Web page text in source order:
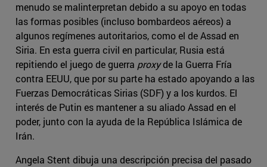
menudo se malinterpretan debido a su apoyo en todas
las formas posibles (incluso bombardeos aéreos) a
algunos regímenes autoritarios, como el de Assad en
Siria. En esta guerra civil en particular, Rusia está
repitiendo el juego de guerra proxyde la Guerra Fría
contra EEUU, que por su parte ha estado apoyando a las
Fuerzas Democráticas Sirias (SDF) y a los kurdos. El
interés de Putin es mantener a su aliado Assad en el
poder, junto con la ayuda de la República Islámica de
Irán.
Angela Stent dibuja una descripción precisa del pasado